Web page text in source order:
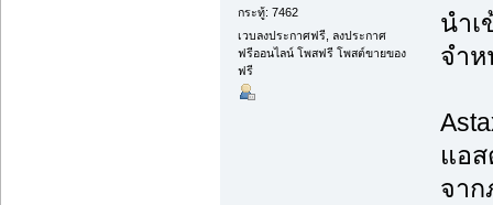
กระทู้: 7462
เวบลงประกาศฟรี, ลงประกาศ
ฟรีออนไลน์ โพสฟรี โพสต์ขายของ
ฟรี
นำเ
จำ
แอ
จาก